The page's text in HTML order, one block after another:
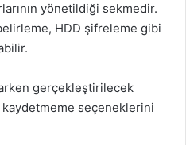
yönetildiği sekmedir.
HDD şifreleme gibi
gerçekleştirilecek
kaydetmeme seçeneklerini